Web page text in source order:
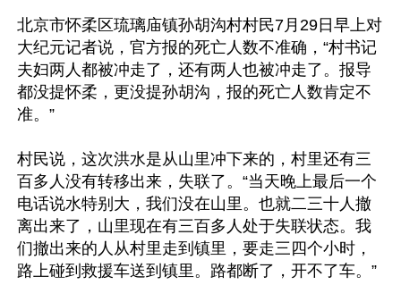
北京市怀柔区琉璃庙镇孙胡沟村村民7月29日早上对
大纪元记者说，官方报的死亡人数不准确，“村书记
夫妇两人都被冲走了，还有两人也被冲走了。报导
都没提怀柔，更没提孙胡沟，报的死亡人数肯定不
准。”
村民说，这次洪水是从山里冲下来的，村里还有三
百多人没有转移出来，失联了。“当天晚上最后一个
电话说水特别大，我们没在山里。也就二三十人撤
离出来了，山里现在有三百多人处于失联状态。我
们撤出来的人从村里走到镇里，要走三四个小时，
路上碰到救援车送到镇里。路都断了，开不了车。”